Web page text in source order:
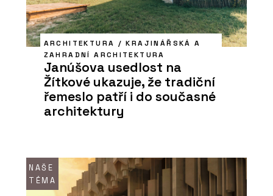
ARCHITEKTURA / KRAJINÁŘSKÁ A
ZAHRADNÍ ARCHITEKTURA
Janúšova usedlost na
Žítkové ukazuje, že tradiční
řemeslo patří i do současné
architektury
NAŠE
TÉMA